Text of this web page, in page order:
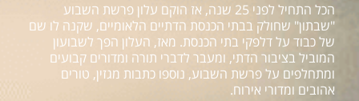
הכל התחיל לפני 25 שנה, אז הוקם עלון פרשת השבוע
"שבתון" שחולק בבתי הכנסת הדתיים הלאומיים, שקנה לו שם
של כבוד על דלפקי בתי הכנסת. מאז, העלון הפך לשבועון
המוביל בציבור הדתי, ומעבר לדברי תורה ומדורים קבועים
ומתחלפים על פרשת השבוע, נוספו כתבות מגזין, טורים
אהובים ומדורי אירוח.